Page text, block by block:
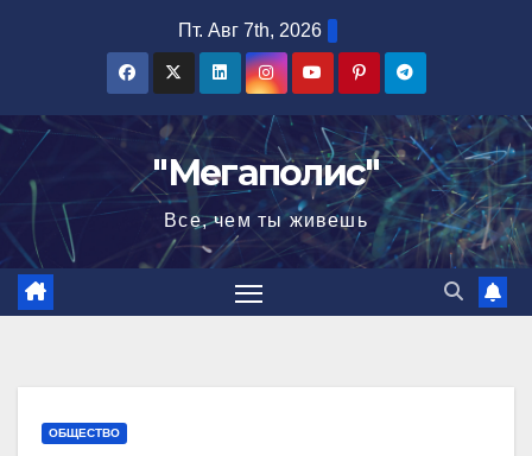
Пт. Авг 7th, 2026
"Мегаполис"
Все, чем ты живешь
ОБЩЕСТВО